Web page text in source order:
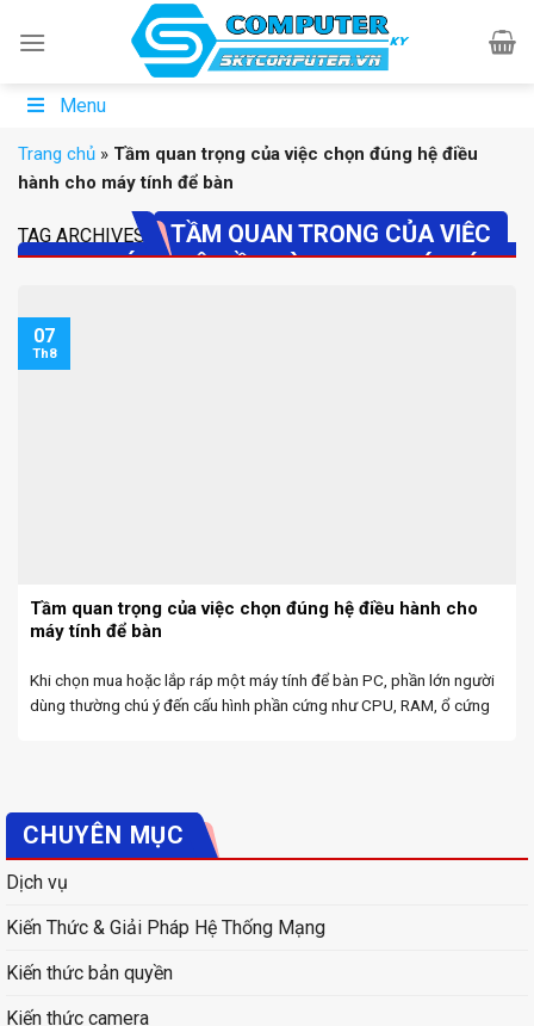
Menu
Trang chủ » Tầm quan trọng của việc chọn đúng hệ điều
hành cho máy tính để bàn
TAG ARCHIVES:
TẦM QUAN TRỌNG CỦA VIỆC
CHỌN ĐÚNG HỆ ĐIỀU HÀNH CHO MÁY TÍNH
Tầm quan trọng của việc chọn đúng hệ điều hành cho
máy tính để bàn
Khi chọn mua hoặc lắp ráp một máy tính để bàn PC, phần lớn người
dùng thường chú ý đến cấu hình phần cứng như CPU, RAM, ổ cứng
07
Th8
CHUYÊN MỤC
Dịch vụ
Kiến Thức & Giải Pháp Hệ Thống Mạng
Kiến thức bản quyền
Kiến thức camera